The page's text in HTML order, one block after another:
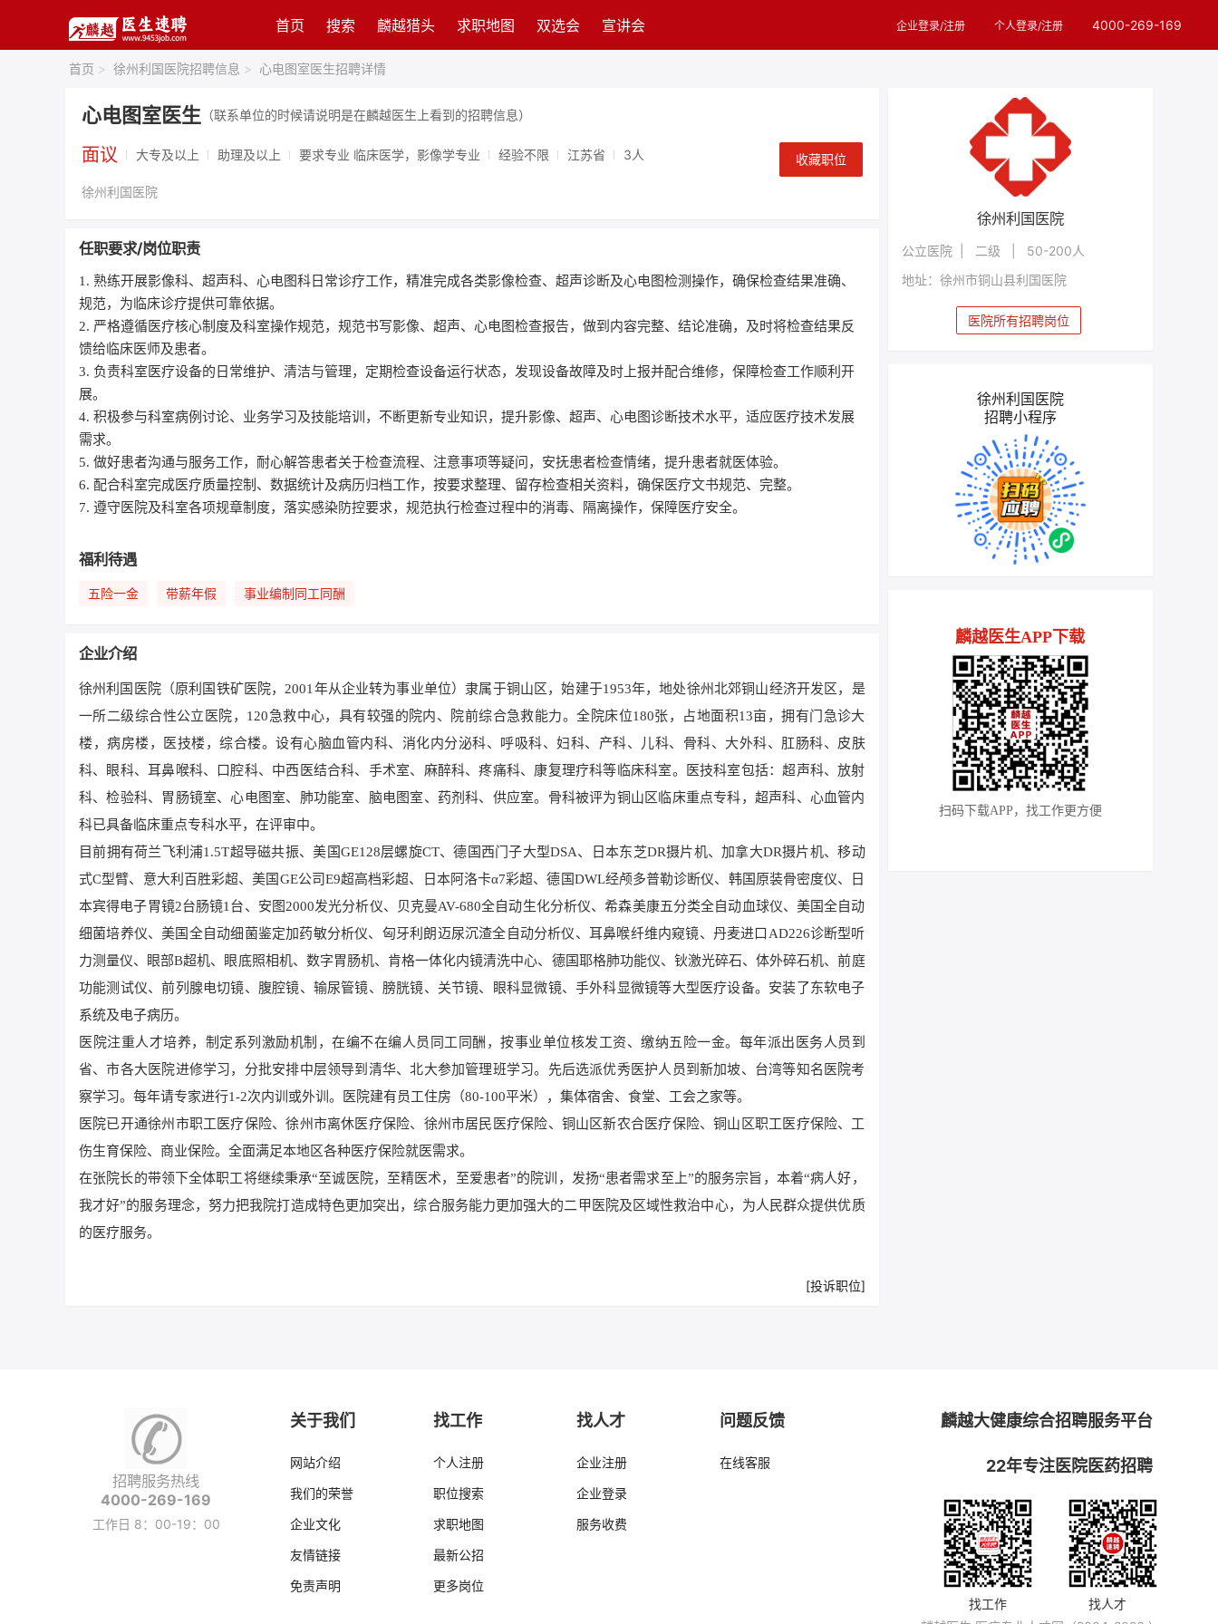
首页 搜索 麟越猎头 求职地图 双选会 宣讲会 企业登录/注册 个人登录/注册 4000-269-169
首页 > 徐州利国医院招聘信息 > 心电图室医生招聘详情
心电图室医生 （联系单位的时候请说明是在麟越医生上看到的招聘信息）
面议 大专及以上 助理及以上 要求专业 临床医学，影像学专业 经验不限 江苏省 3人
徐州利国医院
收藏职位
任职要求/岗位职责
1. 熟练开展影像科、超声科、心电图科日常诊疗工作，精准完成各类影像检查、超声诊断及心电图检测操作，确保检查结果准确、
规范，为临床诊疗提供可靠依据。
2. 严格遵循医疗核心制度及科室操作规范，规范书写影像、超声、心电图检查报告，做到内容完整、结论准确，及时将检查结果反
馈给临床医师及患者。
3. 负责科室医疗设备的日常维护、清洁与管理，定期检查设备运行状态，发现设备故障及时上报并配合维修，保障检查工作顺利开
展。
4. 积极参与科室病例讨论、业务学习及技能培训，不断更新专业知识，提升影像、超声、心电图诊断技术水平，适应医疗技术发展
需求。
5. 做好患者沟通与服务工作，耐心解答患者关于检查流程、注意事项等疑问，安抚患者检查情绪，提升患者就医体验。
6. 配合科室完成医疗质量控制、数据统计及病历归档工作，按要求整理、留存检查相关资料，确保医疗文书规范、完整。
7. 遵守医院及科室各项规章制度，落实感染防控要求，规范执行检查过程中的消毒、隔离操作，保障医疗安全。
福利待遇
五险一金 带薪年假 事业编制同工同酬
企业介绍
徐州利国医院（原利国铁矿医院，2001年从企业转为事业单位）隶属于铜山区，始建于1953年，地处徐州北郊铜山经济开发区，是
一所二级综合性公立医院，120急救中心，具有较强的院内、院前综合急救能力。全院床位180张，占地面积13亩，拥有门急诊大
楼，病房楼，医技楼，综合楼。设有心脑血管内科、消化内分泌科、呼吸科、妇科、产科、儿科、骨科、大外科、肛肠科、皮肤
科、眼科、耳鼻喉科、口腔科、中西医结合科、手术室、麻醉科、疼痛科、康复理疗科等临床科室。医技科室包括：超声科、放射
科、检验科、胃肠镜室、心电图室、肺功能室、脑电图室、药剂科、供应室。骨科被评为铜山区临床重点专科，超声科、心血管内
科已具备临床重点专科水平，在评审中。
目前拥有荷兰飞利浦1.5T超导磁共振、美国GE128层螺旋CT、德国西门子大型DSA、日本东芝DR摄片机、加拿大DR摄片机、移动
式C型臂、意大利百胜彩超、美国GE公司E9超高档彩超、日本阿洛卡α7彩超、德国DWL经颅多普勒诊断仪、韩国原装骨密度仪、日
本宾得电子胃镜2台肠镜1台、安图2000发光分析仪、贝克曼AV-680全自动生化分析仪、希森美康五分类全自动血球仪、美国全自动
细菌培养仪、美国全自动细菌鉴定加药敏分析仪、匈牙利朗迈尿沉渣全自动分析仪、耳鼻喉纤维内窥镜、丹麦进口AD226诊断型听
力测量仪、眼部B超机、眼底照相机、数字胃肠机、肯格一体化内镜清洗中心、德国耶格肺功能仪、钬激光碎石、体外碎石机、前庭
功能测试仪、前列腺电切镜、腹腔镜、输尿管镜、膀胱镜、关节镜、眼科显微镜、手外科显微镜等大型医疗设备。安装了东软电子
系统及电子病历。
医院注重人才培养，制定系列激励机制，在编不在编人员同工同酬，按事业单位核发工资、缴纳五险一金。每年派出医务人员到
省、市各大医院进修学习，分批安排中层领导到清华、北大参加管理班学习。先后选派优秀医护人员到新加坡、台湾等知名医院考
察学习。每年请专家进行1-2次内训或外训。医院建有员工住房（80-100平米），集体宿舍、食堂、工会之家等。
医院已开通徐州市职工医疗保险、徐州市离休医疗保险、徐州市居民医疗保险、铜山区新农合医疗保险、铜山区职工医疗保险、工
伤生育保险、商业保险。全面满足本地区各种医疗保险就医需求。
在张院长的带领下全体职工将继续秉承“至诚医院，至精医术，至爱患者”的院训，发扬“患者需求至上”的服务宗旨，本着“病人好，
我才好”的服务理念，努力把我院打造成特色更加突出，综合服务能力更加强大的二甲医院及区域性救治中心，为人民群众提供优质
的医疗服务。
[投诉职位]
徐州利国医院
公立医院 | 二级 | 50-200人
地址：徐州市铜山县利国医院
医院所有招聘岗位
徐州利国医院
招聘小程序
麟越医生APP下载
扫码下载APP，找工作更方便
招聘服务热线
4000-269-169
工作日 8：00-19：00
关于我们
网站介绍
我们的荣誉
企业文化
友情链接
免责声明
找工作
个人注册
职位搜索
求职地图
最新公招
更多岗位
找人才
企业注册
企业登录
服务收费
问题反馈
在线客服
麟越大健康综合招聘服务平台
22年专注医院医药招聘
找人才
找工作